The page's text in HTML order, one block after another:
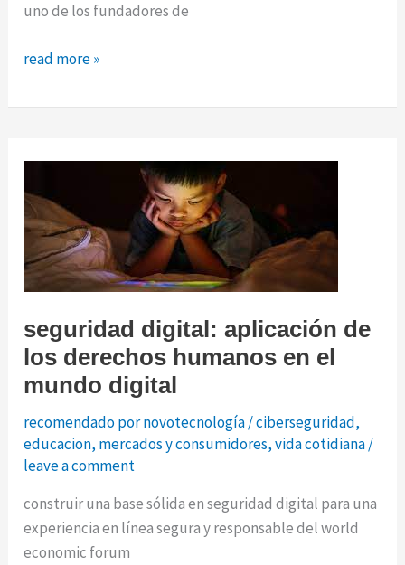
uno de los fundadores de
microsoft
fuerte
de
chatgpt.
carrera
por
a.i.
read more »
seguridad digital: aplicación de
los derechos humanos en el
mundo digital
recomendado por novotecnología/ciberseguridad,
educacion, mercados y consumidores,vida cotidiana/
leave a comment
construir una base sólida en seguridad digital para una
experiencia en línea segura y responsable del world
economic forum